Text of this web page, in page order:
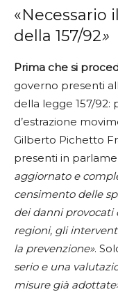
«Necessario
della 157/92»
Prima che si
governo presenti
della legge 157/92:
d’estrazione
Gilberto Pichetto
presenti in
aggiornato e
censimento delle
dei danni provocati
regioni, gli
la prevenzione».
serio e una
misure già